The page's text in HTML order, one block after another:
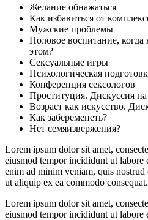
Желание обнажаться
Как избавиться от
Мужские проблемы
Половое воспитание, когда
этом?
Сексуальные игры
Психологическая
Конференция сексологов
Проституция. Дискуссия
Возраст как искусство.
Как забеременеть?
Нет семяизвержения?
Lorem ipsum dolor sit amet,
eiusmod tempor incididunt ut labore
enim ad minim veniam, quis
ut aliquip ex ea commodo consequat.
Lorem ipsum dolor sit amet,
eiusmod tempor incididunt ut labore